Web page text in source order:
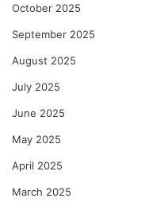
October 2025
September 2025
August 2025
July 2025
June 2025
May 2025
April 2025
March 2025